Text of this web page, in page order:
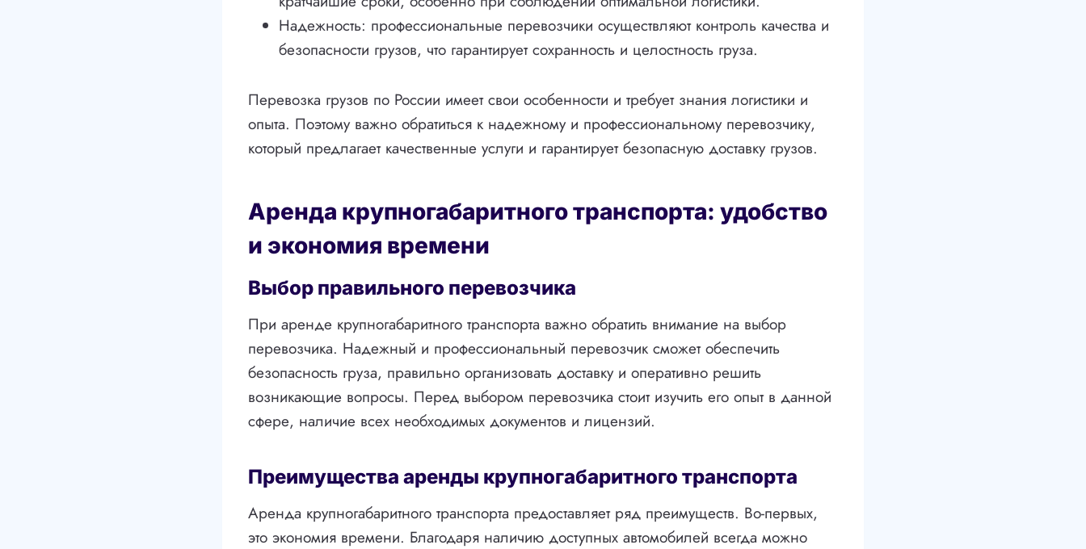
Надежность: профессиональные перевозчики осуществляют контроль качества и
безопасности грузов, что гарантирует сохранность и целостность груза.
Перевозка грузов по России имеет свои особенности и требует знания логистики и
опыта. Поэтому важно обратиться к надежному и профессиональному перевозчику,
который предлагает качественные услуги и гарантирует безопасную доставку грузов.
Аренда крупногабаритного транспорта: удобство
и экономия времени
Выбор правильного перевозчика
При аренде крупногабаритного транспорта важно обратить внимание на выбор
перевозчика. Надежный и профессиональный перевозчик сможет обеспечить
безопасность груза, правильно организовать доставку и оперативно решить
возникающие вопросы. Перед выбором перевозчика стоит изучить его опыт в данной
сфере, наличие всех необходимых документов и лицензий.
Преимущества аренды крупногабаритного транспорта
Аренда крупногабаритного транспорта предоставляет ряд преимуществ. Во-первых,
это экономия времени. Благодаря наличию доступных автомобилей всегда можно